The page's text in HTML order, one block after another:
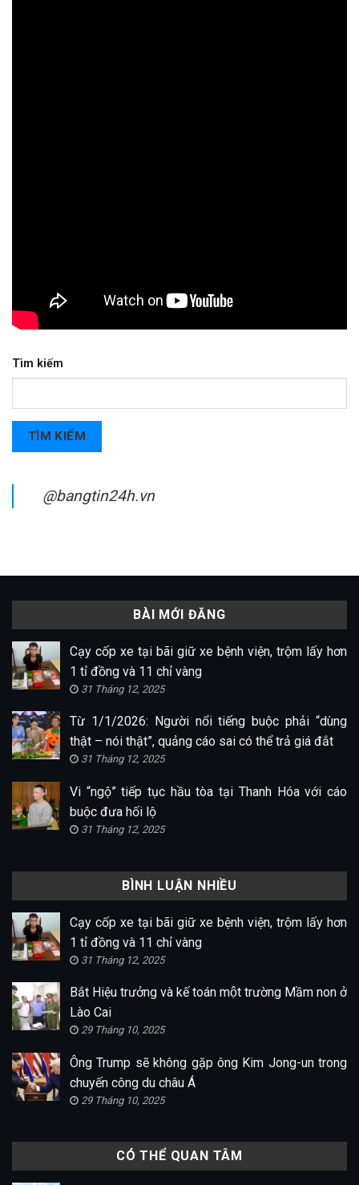
Tìm kiếm
TÌM KIẾM
@bangtin24h.vn
BÀI MỚI ĐĂNG
Cạy cốp xe tại bãi giữ xe bệnh viện, trộm lấy hơn
1 tỉ đồng và 11 chỉ vàng
31 Tháng 12, 2025
Từ 1/1/2026: Người nổi tiếng buộc phải “dùng
thật – nói thật”, quảng cáo sai có thể trả giá đắt
31 Tháng 12, 2025
Vi “ngộ” tiếp tục hầu tòa tại Thanh Hóa với cáo
buộc đưa hối lộ
31 Tháng 12, 2025
BÌNH LUẬN NHIỀU
Cạy cốp xe tại bãi giữ xe bệnh viện, trộm lấy hơn
1 tỉ đồng và 11 chỉ vàng
31 Tháng 12, 2025
Bắt Hiệu trưởng và kế toán một trường Mầm non ở
Lào Cai
29 Tháng 10, 2025
Ông Trump sẽ không gặp ông Kim Jong-un trong
chuyến công du châu Á
29 Tháng 10, 2025
CÓ THỂ QUAN TÂM